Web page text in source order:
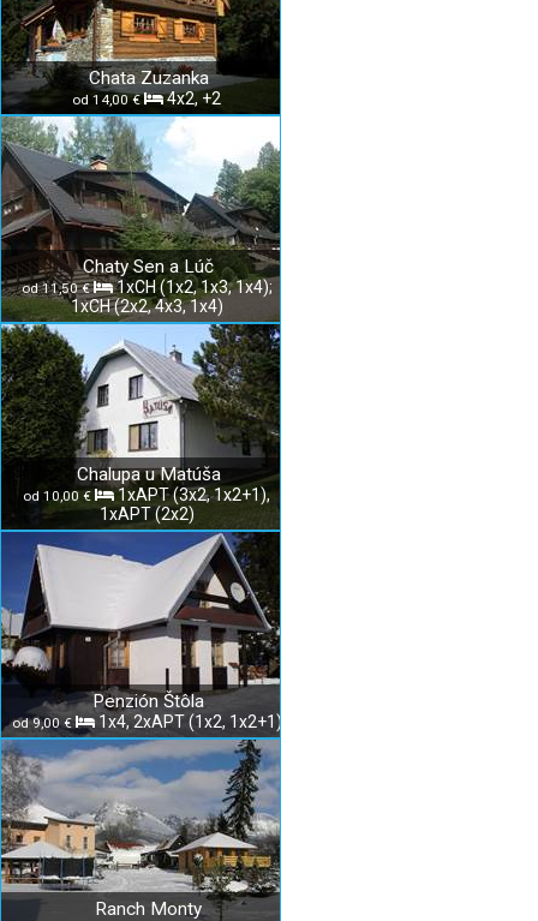
Chata Zuzanka
od 14,00 € 4x2, +2
Chaty Sen a Lúč
od 11,50 €
1xCH (1x2, 1x3, 1x4);
1xCH (2x2, 4x3, 1x4)
Chalupa u Matúša
od 10,00 €
1xAPT (3x2, 1x2+1),
1xAPT (2x2)
Penzión Štôla
od 9,00 € 1x4, 2xAPT (1x2, 1x2+1)
Ranch Monty